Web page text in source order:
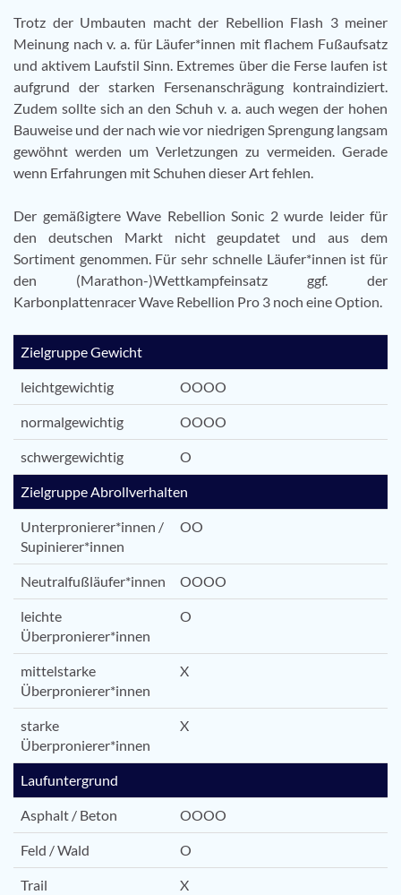
Trotz der Umbauten macht der Rebellion Flash 3 meiner
Meinung nach v. a. für Läufer*innen mit flachem Fußaufsatz
und aktivem Laufstil Sinn. Extremes über die Ferse laufen ist
aufgrund der starken Fersenanschrägung kontraindiziert.
Zudem sollte sich an den Schuh v. a. auch wegen der hohen
Bauweise und der nach wie vor niedrigen Sprengung langsam
gewöhnt werden um Verletzungen zu vermeiden. Gerade
wenn Erfahrungen mit Schuhen dieser Art fehlen.
Der gemäßigtere Wave Rebellion Sonic 2 wurde leider für
den deutschen Markt nicht geupdatet und aus dem
Sortiment genommen. Für sehr schnelle Läufer*innen ist für
den (Marathon-)Wettkampfeinsatz ggf. der
Karbonplattenracer Wave Rebellion Pro 3 noch eine Option.
Zielgruppe Gewicht
leichtgewichtig OOOO
normalgewichtig OOOO
schwergewichtig O
Zielgruppe Abrollverhalten
Unterpronierer*innen /
Supinierer*innen
OO
Neutralfußläufer*innen OOOO
leichte
Überpronierer*innen
O
mittelstarke
Überpronierer*innen
X
starke
Überpronierer*innen
X
Laufuntergrund
Asphalt / Beton OOOO
Feld / Wald O
Trail X